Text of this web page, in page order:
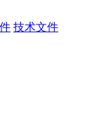
技术文件